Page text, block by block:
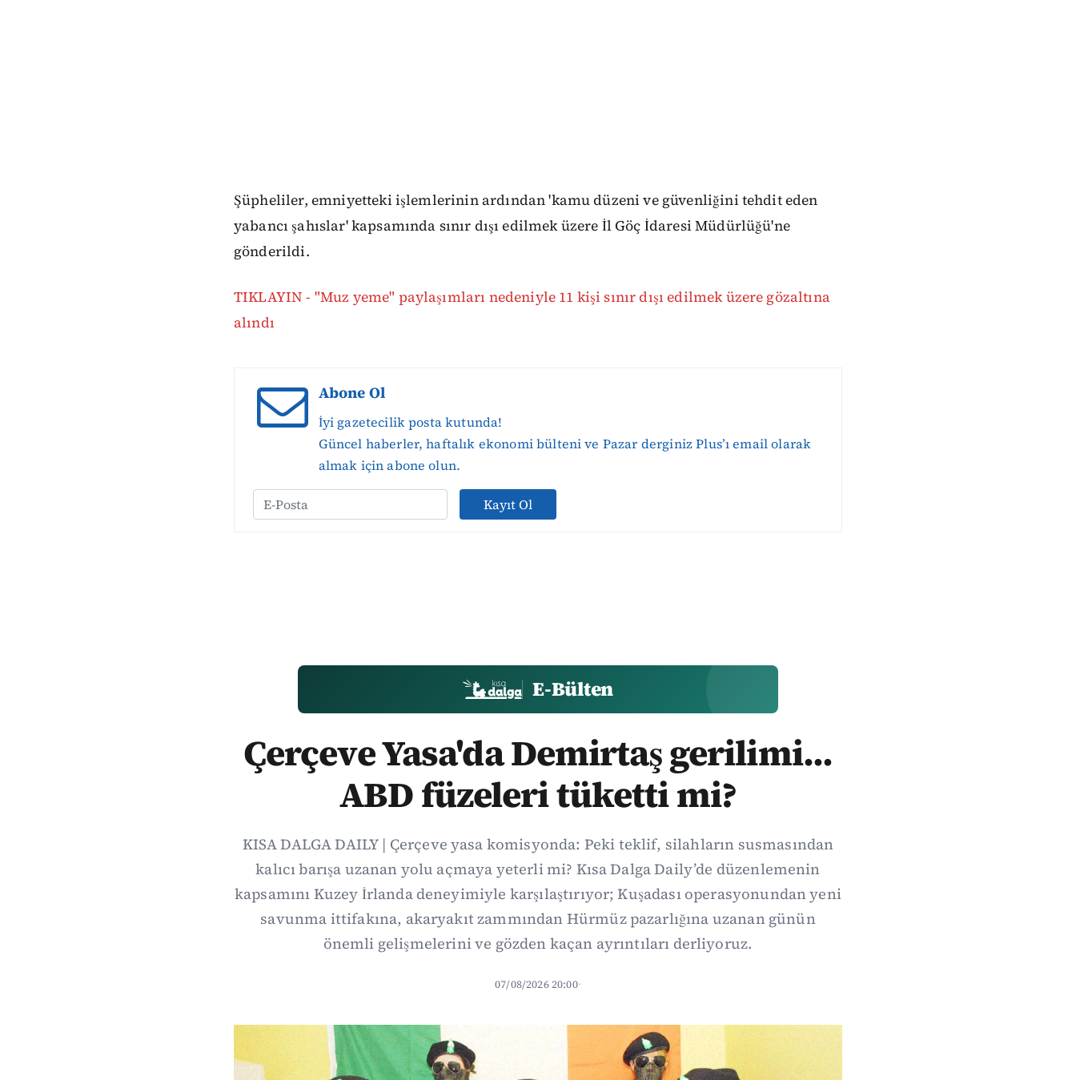
Şüpheliler, emniyetteki işlemlerinin ardından 'kamu düzeni ve güvenliğini tehdit eden
yabancı şahıslar' kapsamında sınır dışı edilmek üzere İl Göç İdaresi Müdürlüğü'ne
gönderildi.
TIKLAYIN - "Muz yeme" paylaşımları nedeniyle 11 kişi sınır dışı edilmek üzere gözaltına
alındı
Abone Ol
İyi gazetecilik posta kutunda!
Güncel haberler, haftalık ekonomi bülteni ve Pazar derginiz Plus’ı email olarak
almak için abone olun.
Kayıt Ol
E-Bülten
Çerçeve Yasa'da Demirtaş gerilimi...
ABD füzeleri tüketti mi?
KISA DALGA DAILY | Çerçeve yasa komisyonda: Peki teklif, silahların susmasından
kalıcı barışa uzanan yolu açmaya yeterli mi? Kısa Dalga Daily’de düzenlemenin
kapsamını Kuzey İrlanda deneyimiyle karşılaştırıyor; Kuşadası operasyonundan yeni
savunma ittifakına, akaryakıt zammından Hürmüz pazarlığına uzanan günün
önemli gelişmelerini ve gözden kaçan ayrıntıları derliyoruz.
07/08/2026 20:00·